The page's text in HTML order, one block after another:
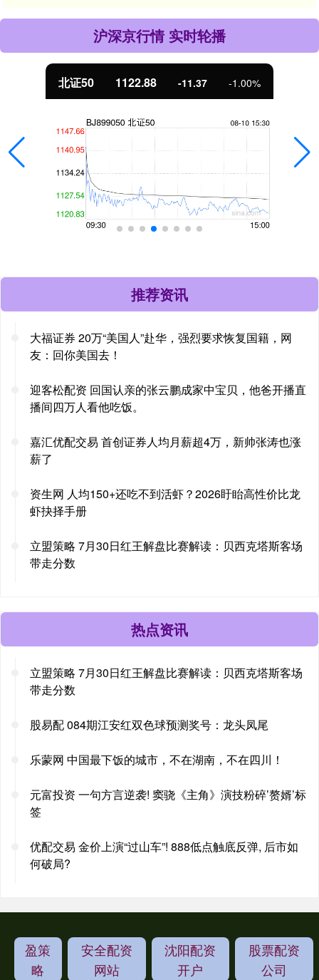
沪深京行情 实时轮播
北证50 1122.88 -11.37 -1.00%
推荐资讯
大福证券 20万“美国人”赴华，强烈要求恢复国籍，网
友：回你美国去！
迎客松配资 回国认亲的张云鹏成家中宝贝，他爸开播直
播间四万人看他吃饭。
嘉汇优配交易 首创证券人均月薪超4万，新帅张涛也涨
薪了
资生网 人均150+还吃不到活虾？2026盱眙高性价比龙
虾抉择手册
立盟策略 7月30日红王解盘比赛解读：贝西克塔斯客场
带走分数
热点资讯
立盟策略 7月30日红王解盘比赛解读：贝西克塔斯客场
带走分数
股易配 084期江安红双色球预测奖号：龙头凤尾
乐蒙网 中国最下饭的城市，不在湖南，不在四川！
元富投资 一句方言逆袭! 窦骁《主角》演技粉碎’赘婿’标
签
优配交易 金价上演“过山车”! 888低点触底反弹, 后市如
何破局?
盈策
略
安全配资
网站
沈阳配资
开户
股票配资
公司